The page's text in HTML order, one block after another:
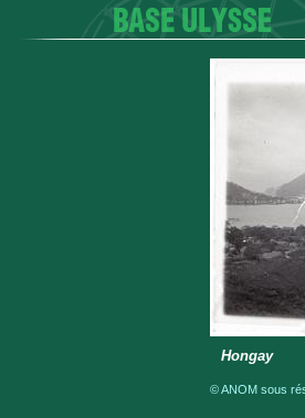
Hongay
© ANOM sous